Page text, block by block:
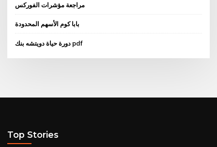
مراجعة مؤشرات الفوركس
بابا كوم الأسهم المحدودة
دورة حياة دويتشه بنك pdf
Top Stories